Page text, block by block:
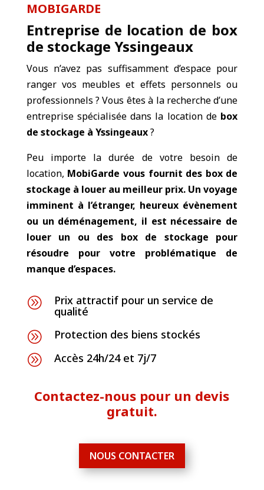
MOBIGARDE
Entreprise de location de box
de stockage Yssingeaux
Vous n’avez pas suffisamment d’espace pour
ranger vos meubles et effets personnels ou
professionnels ? Vous êtes à la recherche d’une
entreprise spécialisée dans la location de box
de stockage à Yssingeaux?
Peu importe la durée de votre besoin de
location, MobiGarde vous fournit des box de
stockage à louerau meilleur prix. Un voyage
imminent à l’étranger, heureux évènement
ou un déménagement, il est nécessaire de
louer un ou des box de stockage pour
résoudre pour votre problématique de
manque d’espaces.
A Prix attractif pour un service de
qualité
A Protection des biens stockés
A Accès 24h/24 et 7j/7
Contactez-nous pour un devis
gratuit.
NOUS CONTACTER